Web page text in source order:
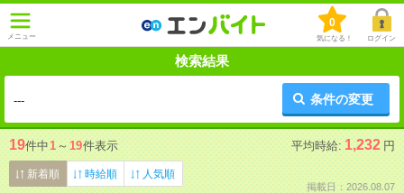
メニュー
0
気になる！ ログイン
検索結果
--- 条件の変更
19件中1 ～ 19件表示 平均時給: 1,232 円
新着順 時給順 人気順
掲載日：2026.08.07